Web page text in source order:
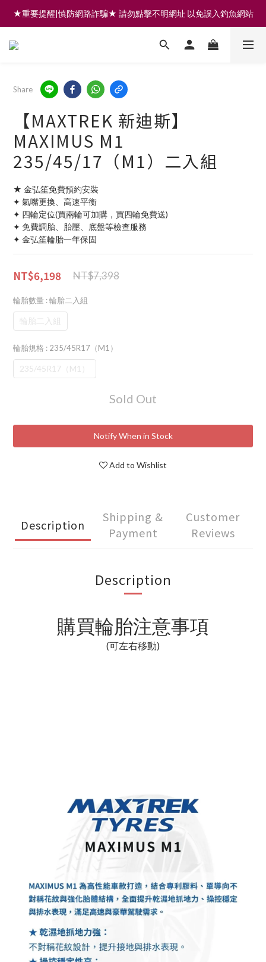
註冊會員享200元購物金 | 全館滿999免運 | 可門市取貨/安裝
★重要提醒|慎防網路詐騙★ 請勿點擊不明網址 以免誤入釣魚網站
註冊會員享200元購物金 | 全館滿999免運 | 可門市取貨/安裝
Share
【MAXTREK 新迪斯】
MAXIMUS M1
235/45/17（M1）二入組
★ 金弘笙免費預約安裝
✦ 氣嘴更換、高速平衡
✦ 四輪定位(買兩輪可加購，買四輪免費送)
✦ 免費調胎、胎壓、底盤等檢查服務
✦ 金弘笙輪胎一年保固
NT$7,398
NT$6,198
輪胎數量 : 輪胎二入組
輪胎二入組
輪胎規格 : 235/45R17（M1）
235/45R17（M1）
Sold Out
Notify When in Stock
Add to Wishlist
Description
Shipping &
Payment
Customer
Reviews
Description
購買輪胎注意事項
(可左右移動)